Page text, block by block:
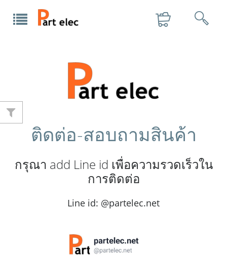
ติดต่อ-สอบถามสินค้า
กรุณา add Line id เพื่อความรวดเร็วใน
การติดต่อ
Line id: @partelec.net